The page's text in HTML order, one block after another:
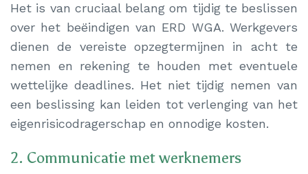
Het is van cruciaal belang om tijdig te beslissen
over het beëindigen van ERD WGA. Werkgevers
dienen de vereiste opzegtermijnen in acht te
nemen en rekening te houden met eventuele
wettelijke deadlines. Het niet tijdig nemen van
een beslissing kan leiden tot verlenging van het
eigenrisicodragerschap en onnodige kosten.
2. Communicatie met werknemers